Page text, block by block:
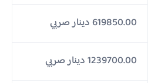
619850.00 دينار صربي
1239700.00 دينار صربي